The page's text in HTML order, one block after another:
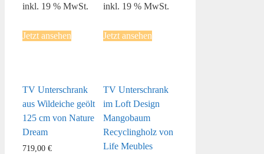
inkl. 19 % MwSt.
Jetzt ansehen
inkl. 19 % MwSt.
Jetzt ansehen
TV Unterschrank
aus Wildeiche geölt
125 cm von Nature
Dream
719,00 €
TV Unterschrank
im Loft Design
Mangobaum
Recyclingholz von
Life Meubles